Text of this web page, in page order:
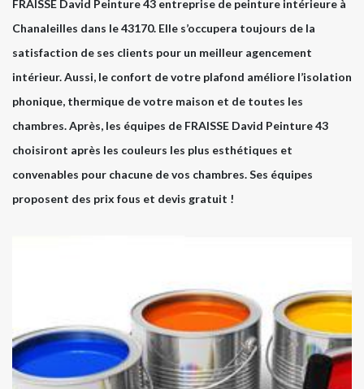
FRAISSE David Peinture 43 entreprise de peinture intérieure à
Chanaleilles dans le 43170. Elle s’occupera toujours de la
satisfaction de ses clients pour un meilleur agencement
intérieur. Aussi, le confort de votre plafond améliore l’isolation
phonique, thermique de votre maison et de toutes les
chambres. Après, les équipes de FRAISSE David Peinture 43
choisiront après les couleurs les plus esthétiques et
convenables pour chacune de vos chambres. Ses équipes
proposent des prix fous et devis gratuit !